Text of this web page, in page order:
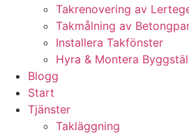
Takrenovering av
Takmålning av
Installera Takfönster
Hyra & Montera
Blogg
Start
Tjänster
Takläggning